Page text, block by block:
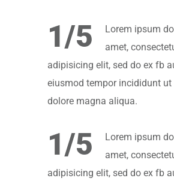
1/5
Lorem ipsum
amet,
adipisicing elit, sed do ex fb
eiusmod tempor incididunt ut
dolore magna aliqua.
1/5
Lorem ipsum
amet,
adipisicing elit, sed do ex fb